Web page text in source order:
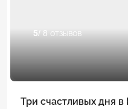
5/ 8 отзывов
Три счастливых дня